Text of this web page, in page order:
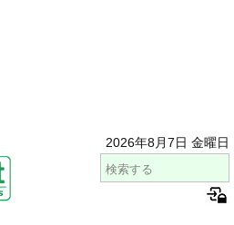
2026年8月7日 金曜日